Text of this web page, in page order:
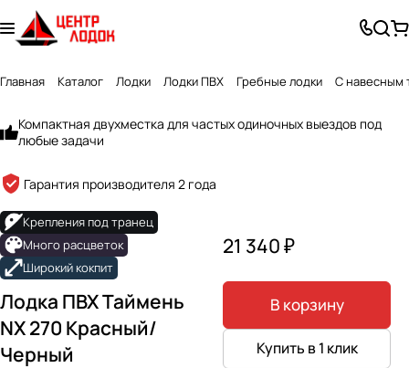
Главная Каталог Лодки Лодки ПВХ Гребные лодки С навесным
Компактная двухместка для частых одиночных выездов под
любые задачи
Гарантия производителя 2 года
Крепления под транец
Много расцветок
Широкий кокпит
Лодка ПВХ Таймень
NX 270 Красный/
Черный
21 340 ₽
В корзину
Купить в 1 клик